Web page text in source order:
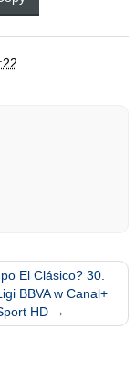
El Clásico? 30.
BBVA w Canal+
HD →